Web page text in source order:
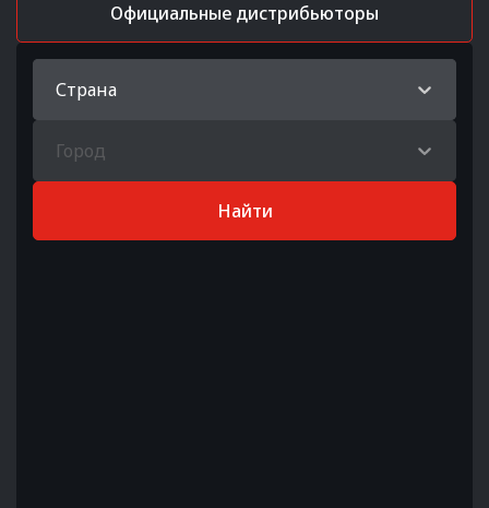
Официальные дистрибьюторы
Страна
Город
Найти